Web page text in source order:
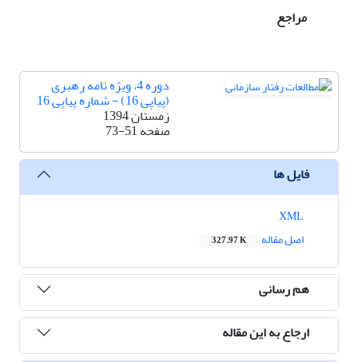
مراجع
دوره 4، ویژه نامه رهبری
(پیاپی 16) - شماره پیاپی 16
زمستان 1394
صفحه73-51
فایل ها
اصل مقاله
327.97 K
هم رسانی
ارجاع به این مقاله